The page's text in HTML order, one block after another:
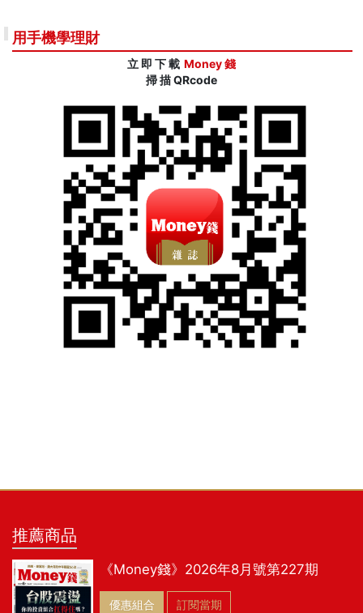
用手機學理財
立 即 下 載 Money 錢
掃 描 QRcode
推薦商品
《Money錢》2026年8月號第227期
優惠組合 訂閱當期